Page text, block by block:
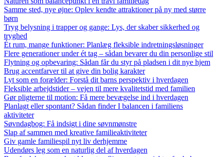
Samme sted, nye øjne: Oplev kendte attraktioner på ny med større
børn
Tryg belysning i trapper og gange: Lys, der skaber sikkerhed og
tryghed
Ét rum, mange funktioner: Planlæg fleksible indretningsløsninger
Flere generationer under ét tag – sådan bevarer du din personlige stil
Flytning og opbevaring: Sådan får du styr på pladsen i dit nye hjem
Brug accentfarver til at give din bolig karakter
Lyt som en forælder: Forstå dit barns perspektiv i hverdagen
Fleksible arbejdstider – vejen til mere kvalitetstid med familien
Gør pligterne til motion: Få mere bevægelse ind i hverdagen
Planlagt eller spontant? Sådan finder I balancen i familiens
aktiviteter
Søvndagbog: Få indsigt i dine søvnmønstre
Slap af sammen med kreative familieaktiviteter
Giv gamle familiespil nyt liv derhjemme
Udendørs leg som en naturlig del af hverdagen